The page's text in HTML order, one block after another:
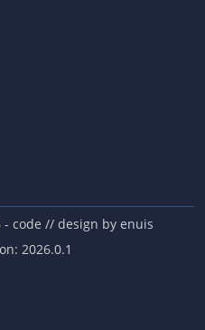
- code // design by enuis
2026.0.1